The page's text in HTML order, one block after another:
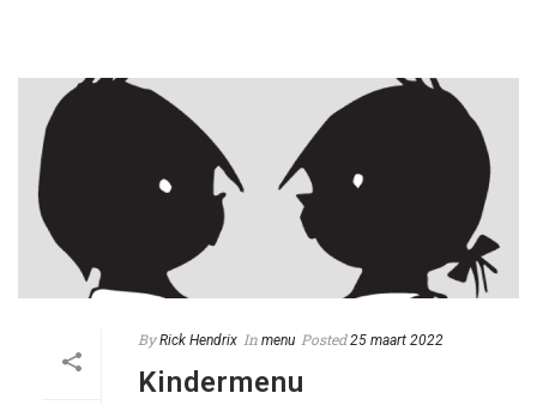
By Rick Hendrix In menu Posted 25 maart 2022
Kindermenu